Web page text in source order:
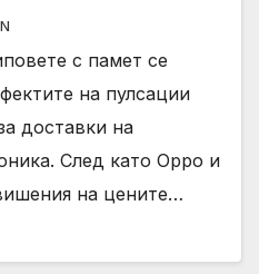
с памет се
на пулсации
доставки на
След като Oppo и
на цените…